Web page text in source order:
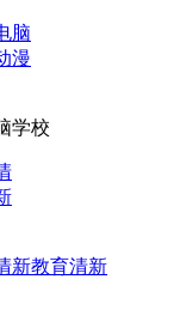
脑
漫
新教育清新